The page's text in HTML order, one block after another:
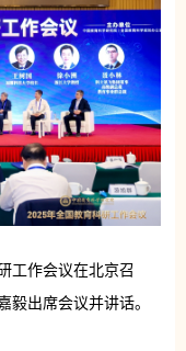
工作会议在北京召
毅出席会议并讲话。